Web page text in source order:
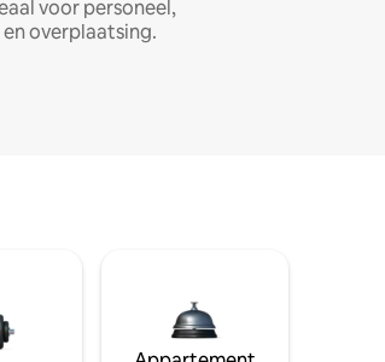
voor personeel,
overplaatsing.